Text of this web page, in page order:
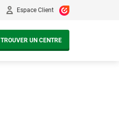
Espace Client
TROUVER UN CENTRE